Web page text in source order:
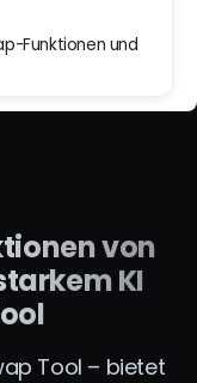
Funktionen und
von
KI
Tool – bietet